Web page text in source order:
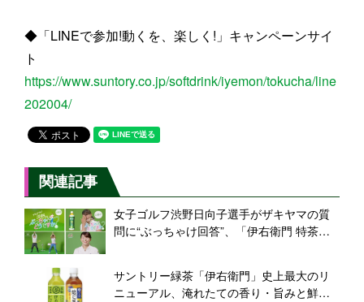
◆「LINEで参加!動くを、楽しく!」キャンペーンサイ
ト
https://www.suntory.co.jp/softdrink/iyemon/tokucha/line
202004/
関連記事
女子ゴルフ渋野日向子選手がザキヤマの質
問に“ぶっちゃけ回答”、「伊右衛門 特茶」
サントリー緑茶「伊右衛門」史上最大のリ
ニューアル、淹れたての香り・旨みと鮮や